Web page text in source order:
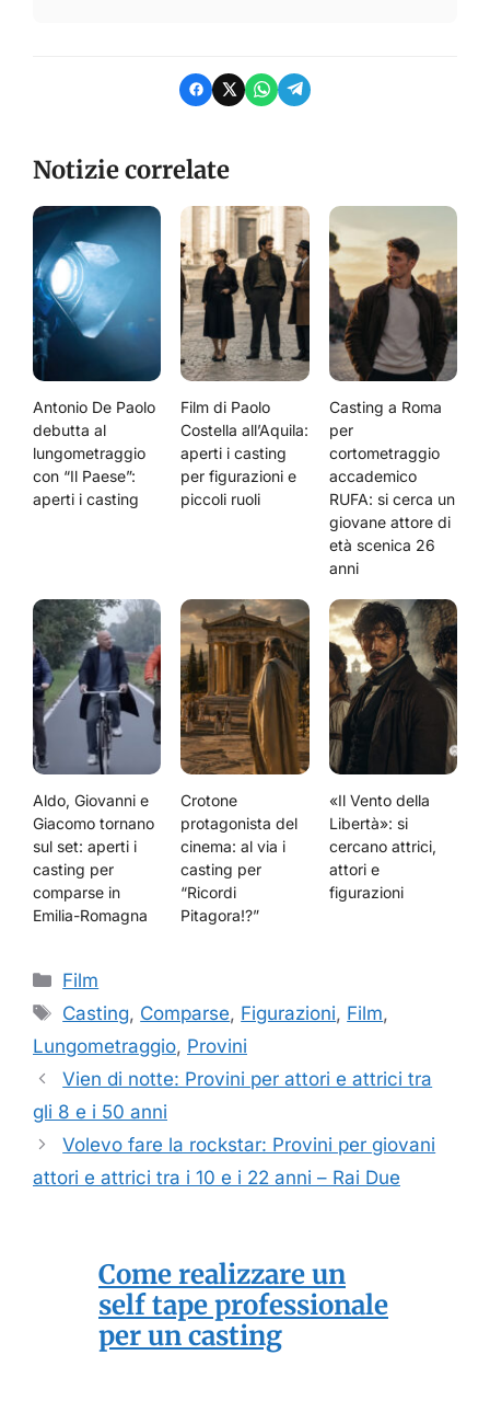
Notizie correlate
Antonio De Paolo
debutta al
lungometraggio
con “Il Paese”:
aperti i casting
Film di Paolo
Costella all’Aquila:
aperti i casting
per figurazioni e
piccoli ruoli
Casting a Roma
per
cortometraggio
accademico
RUFA: si cerca un
giovane attore di
età scenica 26
anni
Aldo, Giovanni e
Giacomo tornano
sul set: aperti i
casting per
comparse in
Emilia-Romagna
Crotone
protagonista del
cinema: al via i
casting per
“Ricordi
Pitagora!?”
«Il Vento della
Libertà»: si
cercano attrici,
attori e
figurazioni
Categorie
Film
Tag
Casting, Comparse, Figurazioni, Film,
Lungometraggio, Provini
Vien di notte: Provini per attori e attrici tra
gli 8 e i 50 anni
Volevo fare la rockstar: Provini per giovani
attori e attrici tra i 10 e i 22 anni – Rai Due
Come realizzare un
self tape professionale
per un casting